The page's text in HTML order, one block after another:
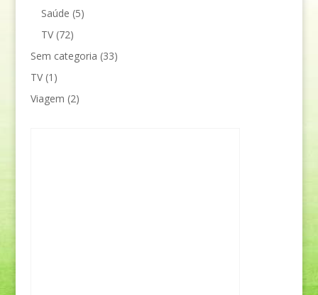
Saúde (5)
TV(72)
Sem categoria (33)
TV(1)
Viagem (2)